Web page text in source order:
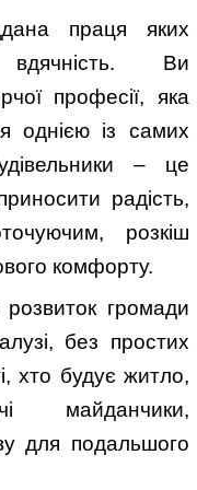
праця яких
Ви
професії, яка
однією із самих
– це
радість,
розкіш
комфорту.
громади
без простих
хто будує житло,
майданчики,
для подальшого